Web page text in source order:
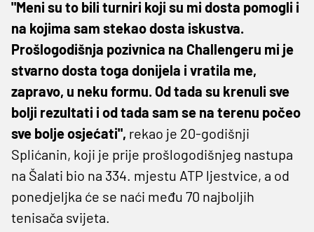
"Meni su to bili turniri koji su mi dosta pomogli i
na kojima sam stekao dosta iskustva.
Prošlogodišnja pozivnica na Challengeru mi je
stvarno dosta toga donijela i vratila me,
zapravo, u neku formu. Od tada su krenuli sve
bolji rezultati i od tada sam se na terenu počeo
sve bolje osjećati", rekao je 20-godišnji
Splićanin, koji je prije prošlogodišnjeg nastupa
na Šalati bio na 334. mjestu ATP ljestvice, a od
ponedjeljka će se naći među 70 najboljih
tenisača svijeta.